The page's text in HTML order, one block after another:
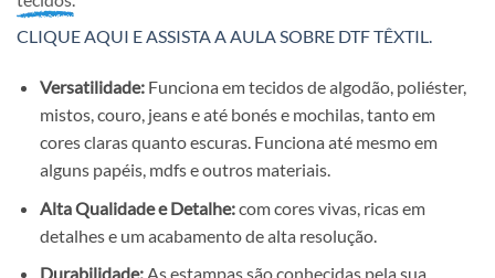
CLIQUE AQUI E ASSISTA A AULA SOBRE DTF TÊXTIL.
Versatilidade:Funciona em tecidos de algodão, poliéster,
mistos, couro, jeans e até bonés e mochilas, tanto em
cores claras quanto escuras. Funciona até mesmo em
alguns papéis, mdfs e outros materiais.
Alta Qualidade e Detalhe:com cores vivas, ricas em
detalhes e um acabamento de alta resolução.
Durabilidade:As estampas são conhecidas pela sua